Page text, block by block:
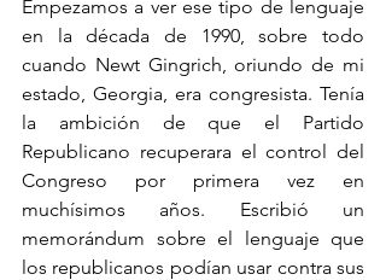
Empezamos a ver ese tipo de lenguaje
en la década de 1990, sobre todo
cuando Newt Gingrich, oriundo de mi
estado, Georgia, era congresista. Tenía
la ambición de que el Partido
Republicano recuperara el control del
Congreso por primera vez en
muchísimos años. Escribió un
memorándum sobre el lenguaje que
los republicanos podían usar contra sus